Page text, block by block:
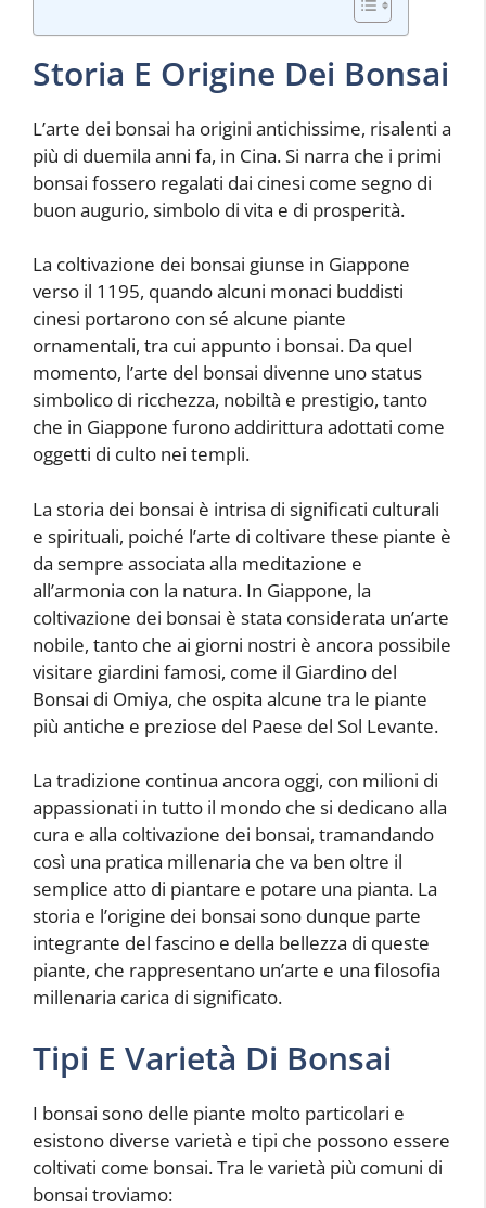
Storia E Origine Dei Bonsai
L’arte dei bonsai ha origini antichissime, risalenti a
più di duemila anni fa, in Cina. Si narra che i primi
bonsai fossero regalati dai cinesi come segno di
buon augurio, simbolo di vita e di prosperità.
La coltivazione dei bonsai giunse in Giappone
verso il 1195, quando alcuni monaci buddisti
cinesi portarono con sé alcune piante
ornamentali, tra cui appunto i bonsai. Da quel
momento, l’arte del bonsai divenne uno status
simbolico di ricchezza, nobiltà e prestigio, tanto
che in Giappone furono addirittura adottati come
oggetti di culto nei templi.
La storia dei bonsai è intrisa di significati culturali
e spirituali, poiché l’arte di coltivare these piante è
da sempre associata alla meditazione e
all’armonia con la natura. In Giappone, la
coltivazione dei bonsai è stata considerata un’arte
nobile, tanto che ai giorni nostri è ancora possibile
visitare giardini famosi, come il Giardino del
Bonsai di Omiya, che ospita alcune tra le piante
più antiche e preziose del Paese del Sol Levante.
La tradizione continua ancora oggi, con milioni di
appassionati in tutto il mondo che si dedicano alla
cura e alla coltivazione dei bonsai, tramandando
così una pratica millenaria che va ben oltre il
semplice atto di piantare e potare una pianta. La
storia e l’origine dei bonsai sono dunque parte
integrante del fascino e della bellezza di queste
piante, che rappresentano un’arte e una filosofia
millenaria carica di significato.
Tipi E Varietà Di Bonsai
I bonsai sono delle piante molto particolari e
esistono diverse varietà e tipi che possono essere
coltivati come bonsai. Tra le varietà più comuni di
bonsai troviamo: